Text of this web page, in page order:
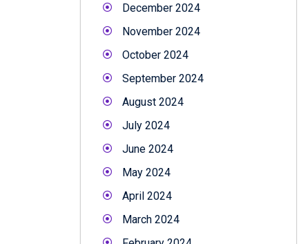
December 2024
November 2024
October 2024
September 2024
August 2024
July 2024
June 2024
May 2024
April 2024
March 2024